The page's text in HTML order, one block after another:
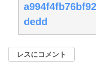
dedd
レスにコメント